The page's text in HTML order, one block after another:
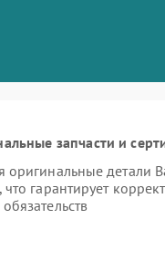
запчасти и
оригинальные
что гарантирует